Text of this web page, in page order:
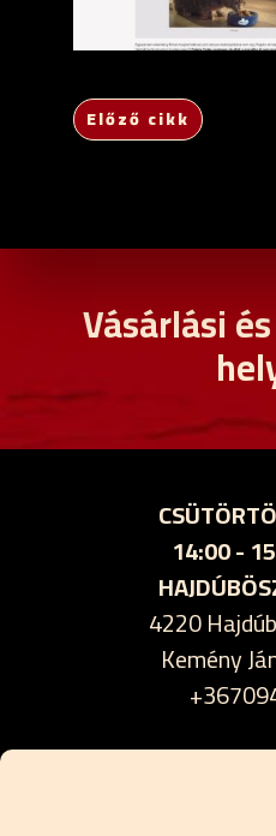
Előző cikk
Vásárlási
14:00 -
4220
Kemény